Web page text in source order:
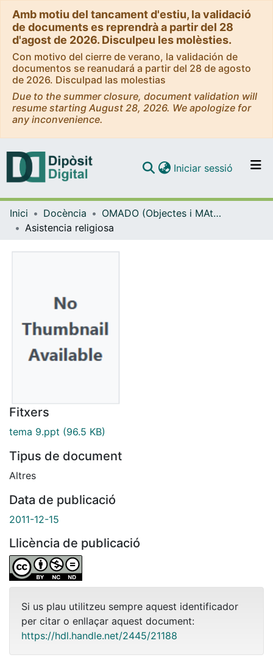
Amb motiu del tancament d'estiu, la validació
de documents es reprendrà a partir del 28
d'agost de 2026. Disculpeu les molèsties.
Con motivo del cierre de verano, la validación de
documentos se reanudará a partir del 28 de agosto
de 2026. Disculpad las molestias
Due to the summer closure, document validation will
resume starting August 28, 2026. We apologize for
any inconvenience.
Navega per tot el DD
Iniciar sessió (current)
Inici Docència
OMADO (Objectes i MAterials DOcents)
Asistencia religiosa
Fitxers
tema 9.ppt (96.5 KB)
Tipus de document
Altres
Data de publicació
2011-12-15
Llicència de publicació
Si us plau utilitzeu sempre aquest identificador
per citar o enllaçar aquest document:
https://hdl.handle.net/2445/21188